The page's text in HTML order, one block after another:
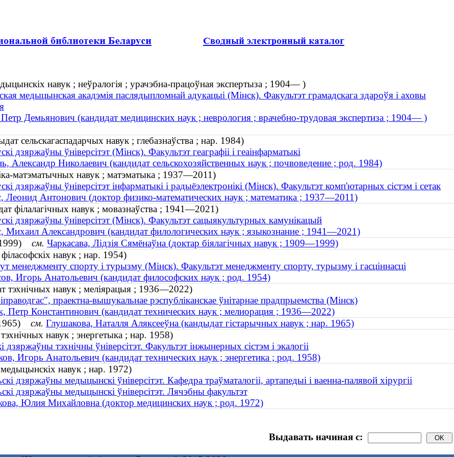
навук ; неўралогія ; урачэбна-працоўная экспертыза ; 1904— )
медыцынская акадэмія паслядыпломнай адукацыі (Мінск). Факультэт грамадскага здароўя і аховы
Демьянович (кандидат медицинских наук ; неврология ; врачебно-трудовая экспертиза ; 1904— )
сельскагаспадарчых навук ; глебазнаўства ; нар. 1984)
дзяржаўны ўніверсітэт (Мінск). Факультэт геаграфіі і геаінфарматыкі
Александр Николаевич (кандидат сельскохозяйственных наук ; почвоведение ; род. 1984)
матэматычных навук ; матэматыка ; 1937—2011)
дзяржаўны ўніверсітэт інфарматыкі і радыёэлектронікі (Мінск). Факультэт комп'ютарных сістэм і сетак
Леонид Антонович (доктор физико-математических наук ; математика ; 1937—2011)
філалагічных навук ; мовазнаўства ; 1941—2021)
дзяржаўны ўніверсітэт (Мінск). Факультэт сацыякультурных камунікацый
Михаил Александрович (кандидат филологических наук ; языкознание ; 1941—2021)
см. Чаркасава, Лідзія Сямёнаўна (доктар біялагічных навук ; 1909—1999)
навук ; нар. 1954)
менеджменту спорту і турызму (Мінск). Факультэт менеджменту спорту, турызму і гасціннасці
Игорь Анатольевич (кандидат философских наук ; род. 1954)
тэхнічных навук ; меліярацыя ; 1936—2022)
праектна-вышукальнае рэспубліканскае ўнітарнае прадпрыемства (Мінск)
Петр Константинович (кандидат технических наук ; мелиорация ; 1936—2022)
1965) см. Глушакова, Наталля Аляксееўна (кандыдат гістарычных навук ; нар. 1965)
навук ; энергетыка ; нар. 1958)
дзяржаўны тэхнічны ўніверсітэт. Факультэт інжынерных сістэм і экалогіі
Игорь Анатольевич (кандидат технических наук ; энергетика ; род. 1958)
навук ; нар. 1972)
дзяржаўны медыцынскі ўніверсітэт. Кафедрa траўматалогіі, артапедыі і ваенна-палявой хірургіі
дзяржаўны медыцынскі ўніверсітэт. Лячэбны факультэт
Юлия Михайловна (доктор медицинских наук ; род. 1972)
Выдавать начиная с: